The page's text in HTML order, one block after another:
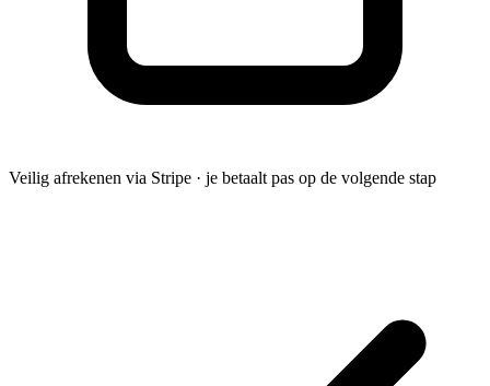
Veilig afrekenen via Stripe · je betaalt pas op de volgende stap